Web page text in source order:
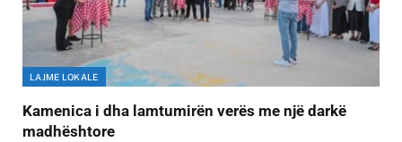
LAJME LOKALE
Kamenica i dha lamtumirën verës me një darkë
madhështore